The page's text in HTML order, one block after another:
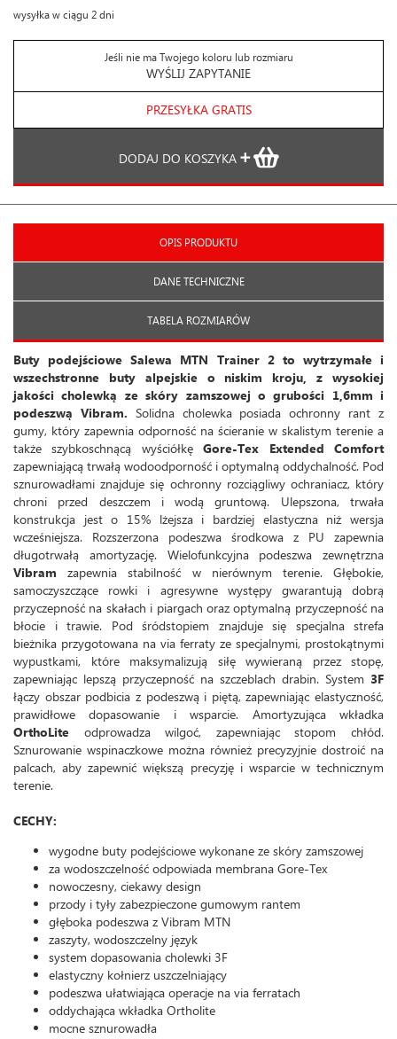
wysyłka w ciągu 2 dni
Jeśli nie ma Twojego koloru lub rozmiaru
WYŚLIJ ZAPYTANIE
PRZESYŁKA GRATIS
DODAJ DO KOSZYKA
OPIS PRODUKTU
DANE TECHNICZNE
TABELA ROZMIARÓW
Buty podejściowe Salewa MTN Trainer 2 to wytrzymałe i
wszechstronne buty alpejskie o niskim kroju, z wysokiej
jakości cholewką ze skóry zamszowej o grubości 1,6mm i
podeszwą Vibram. Solidna cholewka posiada ochronny rant z
gumy, który zapewnia odporność na ścieranie w skalistym terenie a
także szybkoschnącą wyściółkęGore-Tex Extended Comfort
zapewniającą trwałą wodoodporność i optymalną oddychalność. Pod
sznurowadłami znajduje się ochronny rozciągliwy ochraniacz, który
chroni przed deszczem i wodą gruntową. Ulepszona, trwała
konstrukcja jest o 15% lżejsza i bardziej elastyczna niż wersja
wcześniejsza. Rozszerzona podeszwa środkowa z PU zapewnia
długotrwałą amortyzację. Wielofunkcyjna podeszwa zewnętrzna
Vibram zapewnia stabilność w nierównym terenie. Głębokie,
samoczyszczące rowki i agresywne występy gwarantują dobrą
przyczepność na skałach i piargach oraz optymalną przyczepność na
błocie i trawie. Pod śródstopiem znajduje się specjalna strefa
bieżnika przygotowana na via ferraty ze specjalnymi, prostokątnymi
wypustkami, które maksymalizują siłę wywieraną przez stopę,
zapewniając lepszą przyczepność na szczeblach drabin. System 3F
łączy obszar podbicia z podeszwą i piętą, zapewniając elastyczność,
prawidłowe dopasowanie i wsparcie. Amortyzująca wkładka
OrthoLite odprowadza wilgoć, zapewniając stopom chłód.
Sznurowanie wspinaczkowe można również precyzyjnie dostroić na
palcach, aby zapewnić większą precyzję i wsparcie w technicznym
terenie.
CECHY:
wygodne buty podejściowe wykonane ze skóry zamszowej
za wodoszczelność odpowiada membrana Gore-Tex
nowoczesny, ciekawy design
przody i tyły zabezpieczone gumowym rantem
głęboka podeszwa z Vibram MTN
zaszyty, wodoszczelny język
system dopasowania cholewki 3F
elastyczny kołnierz uszczelniający
podeszwa ułatwiająca operacje na via ferratach
oddychająca wkładka Ortholite
mocne sznurowadła